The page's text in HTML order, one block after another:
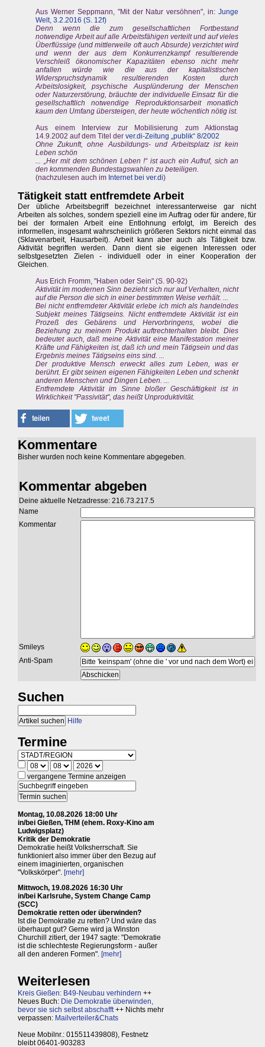
Aus Werner Seppmann, "Mit der Natur versöhnen", in:Junge
Welt, 3.2.2016 (S. 12f)
Denn wenn die zum gesellschaftlichen Fortbestand
notwendige Arbeit auf alle Arbeitsfähigen verteilt und auf vieles
Überflüssige (und mittlerweile oft auch Absurde) verzichtet wird
und wenn der aus dem Konkurrenzkampf resultierende
Verschleiß ökonomischer Kapazitäten ebenso nicht mehr
anfallen würde wie die aus der kapitalistischen
Widerspruchsdynamik resultierenden Kosten durch
Arbeitslosigkeit, psychische Ausplünderung der Menschen
oder Naturzerstörung, bräuchte der individuelle Einsatz für die
gesellschaftlich notwendige Reproduktionsarbeit monatlich
kaum den Umfang übersteigen, der heute wöchentlich nötig ist.
Aus einem Interview zur Mobilisierung zum Aktionstag
14.9.2002 auf dem Titel der ver.di-Zeitung „publik“ 8/2002
Ohne Zukunft, ohne Ausbildungs- und Arbeitsplatz ist kein
Leben schön
... „Her mit dem schönen Leben !“ ist auch ein Aufruf, sich an
den kommenden Bundestagswahlen zu beteiligen.
(nachzulesen auch im Internet bei ver.di)
Tätigkeit statt entfremdete Arbeit
Der übliche Arbeitsbegriff bezeichnet interessanterweise gar nicht
Arbeiten als solches, sondern speziell eine im Auftrag oder für andere, für
bei der formalen Arbeit eine Entlohnung erfolgt, im Bereich des
informellen, insgesamt wahrscheinlich größeren Sektors nicht einmal das
(Sklavenarbeit, Hausarbeit). Arbeit kann aber auch als Tätigkeit bzw.
Aktivität begriffen werden. Dann dient sie eigenen Interessen oder
selbstgesetzten Zielen - individuell oder in einer Kooperation der
Gleichen.
Aus Erich Fromm, "Haben oder Sein" (S. 90-92)
Aktivität im modernen Sinn bezieht sich nur auf Verhalten, nicht
auf die Person die sich in einer bestimmten Weise verhält. ...
Bei nicht entfremdeter Aktivität erlebe ich mich als handelndes
Subjekt meines Tätigseins. Nicht entfremdete Aktivität ist ein
Prozeß des Gebärens und Hervorbringens, wobei die
Beziehung zu meinem Produkt auftrechterhalten bleibt. Dies
bedeutet auch, daß meine Aktivität eine Manifestation meiner
Kräfte und Fähigkeiten ist, daß ich und mein Tätigsein und das
Ergebnis meines Tätigseins eins sind. ...
Der produktive Mensch erweckt alles zum Leben, was er
berührt. Er gibt seinen eigenen Fähigkeiten Leben und schenkt
anderen Menschen und Dingen Leben. ...
Entfremdete Aktivität im Sinne bloßer Geschäftigkeit ist in
Wirklichkeit "Passivität", das heißt Unproduktivität.
Kommentare
Bisher wurden noch keine Kommentare abgegeben.
Kommentar abgeben
Deine aktuelle Netzadresse: 216.73.217.5
Name
Kommentar
Smileys
Anti-Spam
Suchen
Hilfe
Termine
vergangene Termine anzeigen
Montag, 10.08.2026 18:00 Uhr
in/bei Gießen, THM (ehem. Roxy-Kino am
Ludwigsplatz)
Kritik der Demokratie
Demokratie heißt Volksherrschaft. Sie
funktioniert also immer über den Bezug auf
einem imaginierten, organischen
"Volkskörper". [mehr]
Mittwoch, 19.08.2026 16:30 Uhr
in/bei Karlsruhe, System Change Camp
(SCC)
Demokratie retten oder überwinden?
Ist die Demokratie zu retten? Und wäre das
überhaupt gut? Gerne wird ja Winston
Churchill zitiert, der 1947 sagte: "Demokratie
ist die schlechteste Regierungsform - außer
all den anderen Formen". [mehr]
Weiterlesen
Kreis Gießen: B49-Neubau verhindern ++
Neues Buch: Die Demokratie überwinden,
bevor sie sich selbst abschafft++ Nichts mehr
verpassen: Mailverteiler&Chats
Neue Mobilnr.: 015511439808), Festnetz
bleibt 06401-903283